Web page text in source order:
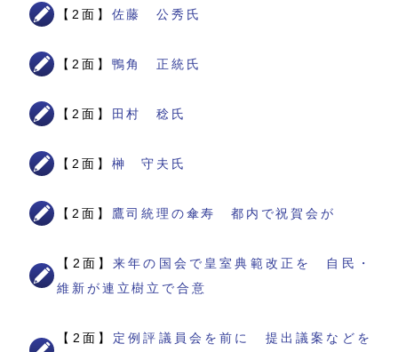
【2面】 佐藤 公秀氏
【2面】 鴨角 正統氏
【2面】 田村 稔氏
【2面】 榊 守夫氏
【2面】 鷹司統理の傘寿 都内で祝賀会が
【2面】来年の国会で皇室典範改正を 自民・
維新が連立樹立で合意
【2面】 定例評議員会を前に 提出議案などを